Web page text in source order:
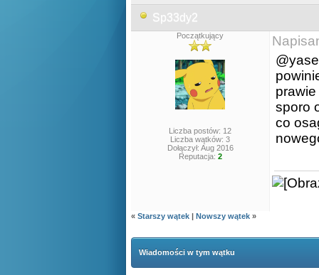
Sp33dy2
Początkujący
Liczba postów: 12
Liczba wątków: 3
Dołączył: Aug 2016
Reputacja: 2
sporo
co
« Starszy wątek | Nowszy wątek »
Wiadomości w tym wątku